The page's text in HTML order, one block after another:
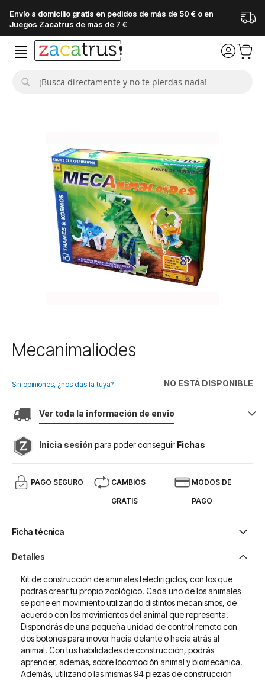
Envío a domicilio gratis en pedidos de más de 50 € o en
Juegos Zacatrus de más de 7 €
Saltar
al
de
de
imágenes
Mecanimaliodes
NO ESTÁ DISPONIBLE
Sin opiniones, ¿nos das la tuya?
Ver toda la información de envio
Inicia sesión para poder conseguir Fichas
PAGO SEGURO CAMBIOS
GRATIS
MODOS DE
PAGO
Ficha técnica
Detalles
Kit de construcción de animales teledirigidos, con los que
podrás crear tu propio zoológico. Cada uno de los animales
se pone en movimiento utilizando distintos mecanismos, de
acuerdo con los movimientos del animal que representa.
Dispondrás de una pequeña unidad de control remoto con
dos botones para mover hacia delante o hacia atrás al
animal. Con tus habilidades de construcción, podrás
aprender, además, sobre locomoción animal y biomecánica.
Además, utilizando las mismas 94 piezas de construcción